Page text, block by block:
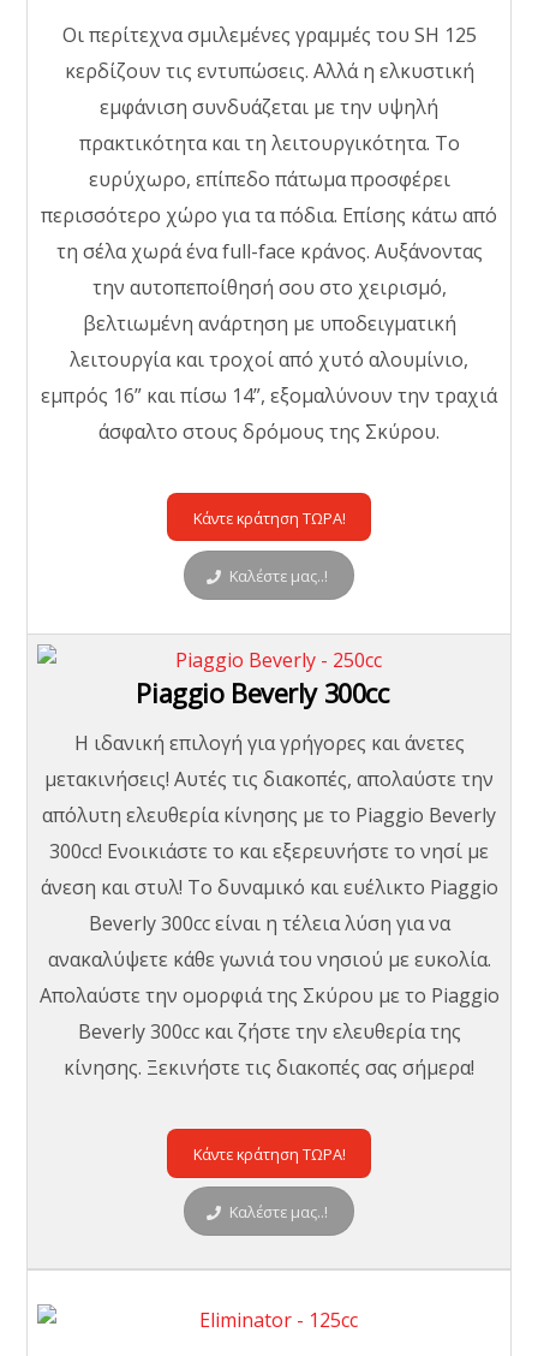
Οι περίτεχνα σμιλεμένες γραμμές του SH 125
κερδίζουν τις εντυπώσεις. Αλλά η ελκυστική
εμφάνιση συνδυάζεται με την υψηλή
πρακτικότητα και τη λειτουργικότητα. Το
ευρύχωρο, επίπεδο πάτωμα προσφέρει
περισσότερο χώρο για τα πόδια. Επίσης κάτω από
τη σέλα χωρά ένα full-face κράνος. Αυξάνοντας
την αυτοπεποίθησή σου στο χειρισμό,
βελτιωμένη ανάρτηση με υποδειγματική
λειτουργία και τροχοί από χυτό αλουμίνιο,
εμπρός 16” και πίσω 14”, εξομαλύνουν την τραχιά
άσφαλτο στους δρόμους της Σκύρου.
Κάντε κράτηση ΤΩΡΑ!
Καλέστε μας..!
Piaggio Beverly 300cc
H ιδανική επιλογή για γρήγορες και άνετες
μετακινήσεις! Αυτές τις διακοπές, απολαύστε την
απόλυτη ελευθερία κίνησης με το Piaggio Beverly
300cc! Ενοικιάστε το και εξερευνήστε το νησί με
άνεση και στυλ! Το δυναμικό και ευέλικτο Piaggio
Beverly 300cc είναι η τέλεια λύση για να
ανακαλύψετε κάθε γωνιά του νησιού με ευκολία.
Απολαύστε την ομορφιά της Σκύρου με το Piaggio
Beverly 300cc και ζήστε την ελευθερία της
κίνησης. Ξεκινήστε τις διακοπές σας σήμερα!
Κάντε κράτηση ΤΩΡΑ!
Καλέστε μας..!